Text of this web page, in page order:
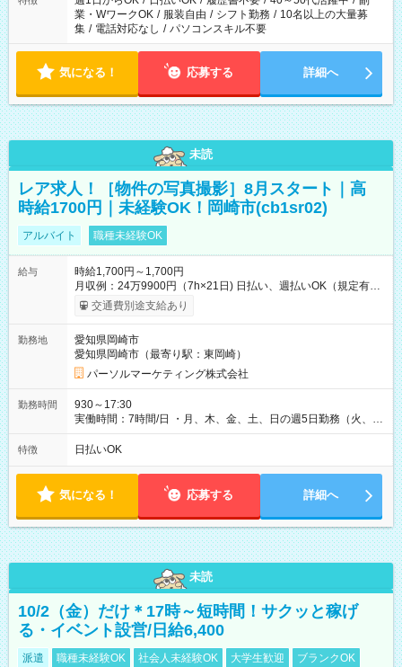
業・WワークOK / 服装自由 / シフト勤務 / 10名以上の大量募
集 / 電話対応なし / パソコンスキル不要
気になる！ 応募する 詳細へ
未読
レア求人！［物件の写真撮影］8月スタート｜高
時給1700円｜未経験OK！岡崎市(cb1sr02)
アルバイト 職種未経験OK
給与
時給1,700円～1,700円
月収例：24万9900円（7h×21日) 日払い、週払いOK（規定有
り） 【試用期間】試用期間なし
交通費別途支給あり
勤務地
愛知県岡崎市
愛知県岡崎市（最寄り駅：東岡崎）
パーソルマーケティング株式会社
勤務時間
930～17:30
実働時間：7時間/日 ・月、木、金、土、日の週5日勤務（火、水
は固定休です／夏季、年末年始等、長期休暇有り！） ・ワンシ
フト！ 残業ほぼナシ（0～5h/月）
特徴 日払いOK
気になる！ 応募する 詳細へ
未読
10/2（金）だけ＊17時～短時間！サクッと稼げ
る・イベント設営/日給6,400
派遣 職種未経験OK 社会人未経験OK 大学生歓迎
ブランクOK